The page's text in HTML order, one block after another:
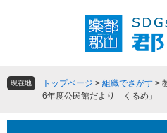
頭
飛現在地 トップページ > 組織でさがす >
6年度公民館だより「くるめ」